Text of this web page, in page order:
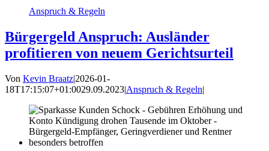
Anspruch & Regeln
Bürgergeld Anspruch: Ausländer
profitieren von neuem Gerichtsurteil
Von Kevin Braatz|2026-01-
18T17:15:07+01:0029.09.2023|Anspruch & Regeln|